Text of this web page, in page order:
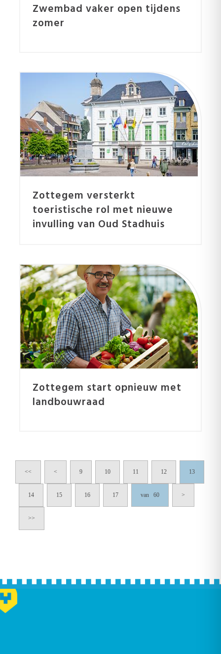
Zwembad vaker open tijdens
zomer
Zottegem versterkt
toeristische rol met nieuwe
invulling van Oud Stadhuis
Zottegem start opnieuw met
landbouwraad
<< < 9 10 11 12 13
14 15 16 17 van 60 >
>>